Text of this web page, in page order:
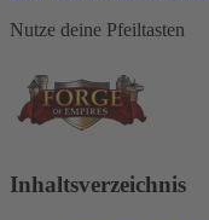
Nutze deine Pfeiltasten
Inhaltsverzeichnis